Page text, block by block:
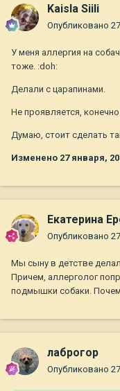
Kaisla Siili
Опубликовано
У меня аллергия на
тоже. :doh:
Делали с царапинами.
Не проявляется,
Думаю, стоит сделать
Изменено 27 января,
Екатерина
Опубликовано
Мы сыну в детстве
Причем, аллерголог
подмышки собаки.
лаброгор
Опубликовано